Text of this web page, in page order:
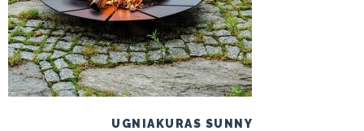
UGNIAKURAS SUNNY